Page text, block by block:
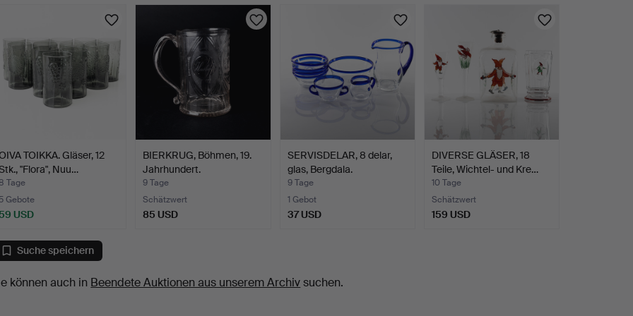
TOIKKA. Gläser, 12
"Flora", Nuu…
Tage
Gebote
USD
BIERKRUG, Böhmen, 19.
Jahrhundert.
9 Tage
Schätzwert
85 USD
SERVISDELAR, 8 delar,
glas, Bergdala.
9 Tage
1 Gebot
37 USD
DIVERSE GLÄSER, 18
Teile, Wichtel- und Kre…
10 Tage
Schätzwert
159 USD
Suche speichern
können auch in Beendete Auktionen aus unserem Archivsuchen.